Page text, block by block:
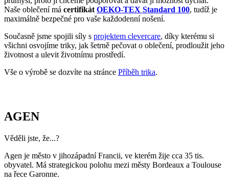
AGEN
Agen je město v jihozápadní Francii, ve kterém žije cca 35 tis.
Zajímavosti:
antickou i středověkou historii.
Jsou zde rozsáhlé švestkové sady, v současnosti opouští
továrny 35 000 tun sušených švestek.
Město je známé svým rugby klubem SU Agen, který patří
mezi historicky významné kluby ve Francii.